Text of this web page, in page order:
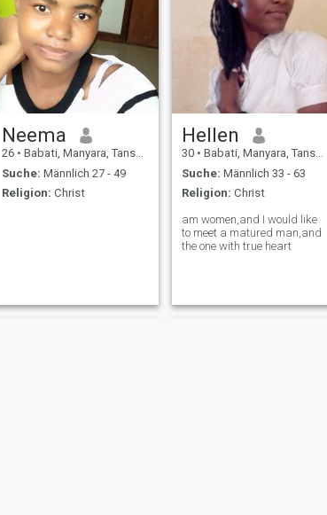
Neema
26 • Babati, Manyara, Tansania
Suche: Männlich 27 - 49
Religion: Christ
Hellen
30 • Babati, Manyara, Tansania
Suche: Männlich 33 - 63
Religion: Christ
am women,and I would like
to meet a matured man,and
the one with true heart